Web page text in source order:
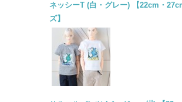
ネッシーT (白・グレー) 【22cm・
ズ】